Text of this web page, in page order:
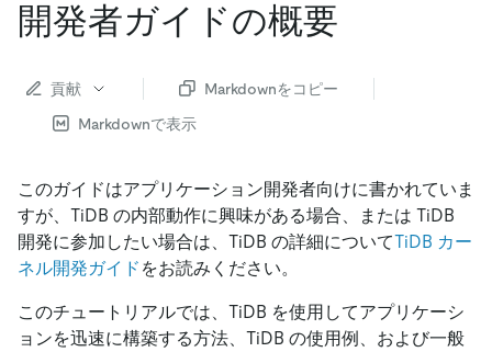
開発者ガイドの概要
貢献
Markdownをコピー
Markdownで表示
このガイドはアプリケーション開発者向けに書かれていま
すが、TiDB の内部動作に興味がある場合、または TiDB
開発に参加したい場合は、TiDB の詳細についてTiDB カー
ネル開発ガイド をお読みください。
このチュートリアルでは、TiDB を使用してアプリケーシ
ョンを迅速に構築する方法、TiDB の使用例、および一般